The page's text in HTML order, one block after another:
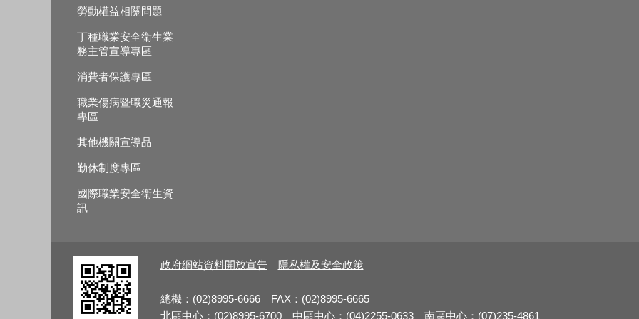
勞動權益相關問題
丁種職業安全衛生業
務主管宣導專區
消費者保護專區
職業傷病暨職災通報
專區
其他機關宣導品
勤休制度專區
國際職業安全衛生資
訊
政府網站資料開放宣告 隱私權及安全政策
總機：(02)8995-6666 FAX：(02)8995-6665
北區中心：(02)8995-6700 中區中心：(04)2255-0633 南區中心：(07)235-4861